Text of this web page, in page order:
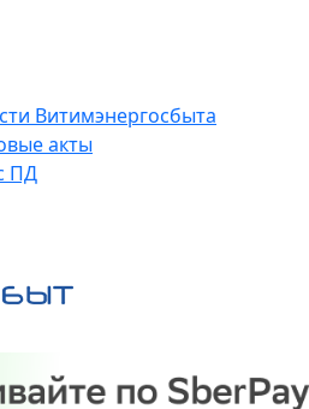
Витимэнергосбыта
акты
ПД